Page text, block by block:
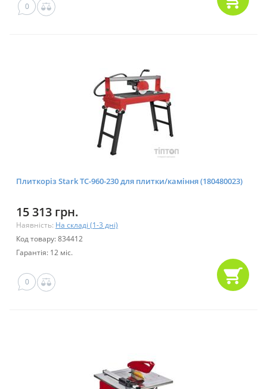
0
Плиткоріз Stark TC-960-230 для плитки/каміння (180480023)
15 313 грн.
Наявність: На складі (1-3 дні)
Код товару: 834412
Гарантія: 12 міс.
0